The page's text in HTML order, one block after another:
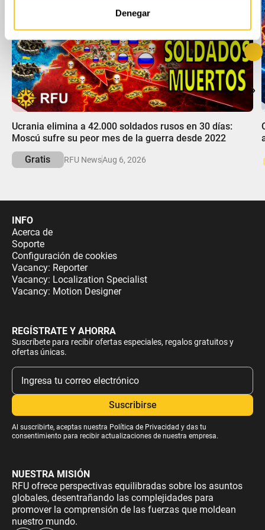
web, quienes pueden combinarla con otra información
que les haya proporcionado o que hayan recopilado a
Denegar
Ucrania elimina a 42.000 soldados rusos en 30 días:
Moscú sufre su peor mes de la guerra desde 2022
Gratis
RFU NewsAug 6, 2026
INFO
Acerca de
Soporte
Configuración de cookies
Vacancy: Reporter
Vacancy: Localization Specialist
Vacancy: Motion Designer
REGÍSTRATE Y AHORRA
Suscríbete para recibir ofertas especiales, regalos gratuitos y
ofertas únicas.
Al suscribirte, aceptas nuestra Política de Privacidad y das tu
consentimiento para recibir actualizaciones de nuestra empresa.
NUESTRA MISIÓN
RFU ofrece perspectivas equilibradas sobre los asuntos
globales, desentrañando las complejidades para
promover la comprensión de las fuerzas que moldean
nuestro mundo.